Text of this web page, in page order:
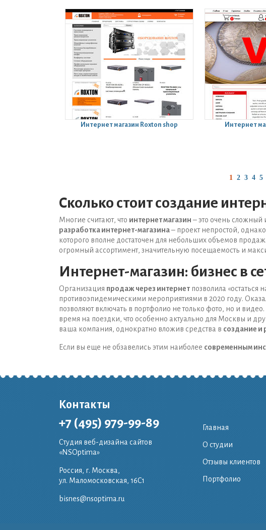
Интернет магазин Roxton shop Интернет
1 2 3 4 5
Сколько стоит создание
Многие считают, что интернет магазин– это очень сложный
разработка интернет-магазина– проект непростой,
которого вполне достаточен для небольших объемов
огромный ассортимент, значительную посещаемость и
Интернет-магазин: бизнес в
Организация продаж через интернет позволила
противоэпидемическими мероприятиями в 2020 году.
позволяют включать в портфолио не только фото, но и
время на поездки, что особенно актуально для Москвы и
ваша компания, однократно вложив средства в создание и
Если вы еще не обзавелись этим наиболее современным
Контакты
+7 (495) 979-99-89
Студия веб-дизайна сайтов
«NSOptima»
Россия, г. Москва,
ул. Маломосковская, 16C1
bisnes@nsoptima.ru
Главная
О студии
Отзывы клиентов
Портфолио